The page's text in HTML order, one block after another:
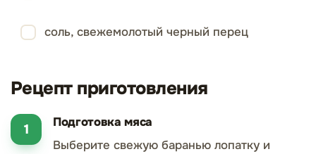
соль, свежемолотый черный перец
Рецепт приготовления
Подготовка мяса
Выберите свежую баранью лопатку и